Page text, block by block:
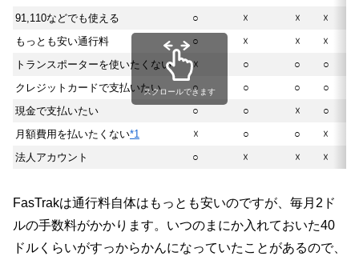
91,110などでも使える
○ ☓ ☓
☓
もっとも安い通行料
○ ☓ ☓
☓
トランスポーターを使いたくない
☓ ○ ○
○
クレジットカードで支払いたい
○ ○ ○
○
現金で支払いたい
○ ○ ☓
○
月額費用を払いたくない*1 ☓ ○ ○
☓
法人アカウント
○ ☓ ☓ ☓
スクロールできます
FasTrakは通行料自体はもっとも安いのですが、毎月2ド
ルの手数料がかかります。いつのまにか入れておいた40
ドルくらいがすっからかんになっていたことがあるので、